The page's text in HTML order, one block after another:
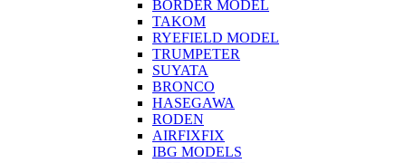
BORDER MODEL
TAKOM
RYEFIELD MODEL
TRUMPETER
SUYATA
BRONCO
HASEGAWA
RODEN
AIRFIXFIX
IBG MODELS